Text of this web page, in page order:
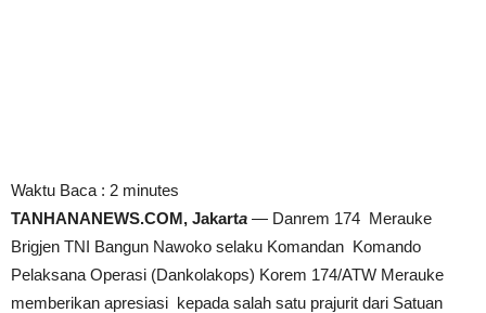
Waktu Baca : 2 minutes
TANHANANEWS.COM, Jakarta — Danrem 174 Merauke
Brigjen TNI Bangun Nawoko selaku Komandan Komando
Pelaksana Operasi (Dankolakops) Korem 174/ATW Merauke
memberikan apresiasi kepada salah satu prajurit dari Satuan